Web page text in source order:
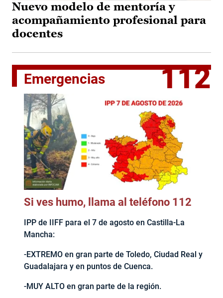
Nuevo modelo de mentoría y
acompañamiento profesional para
docentes
Emergencias 112
Si ves humo, llama al teléfono 112
IPP de IIFF para el 7 de agosto en Castilla-La
Mancha:
-EXTREMO en gran parte de Toledo, Ciudad Real y
Guadalajara y en puntos de Cuenca.
-MUY ALTO en gran parte de la región.